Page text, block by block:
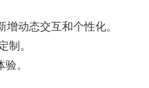
动态交互和个性化。
制。
。